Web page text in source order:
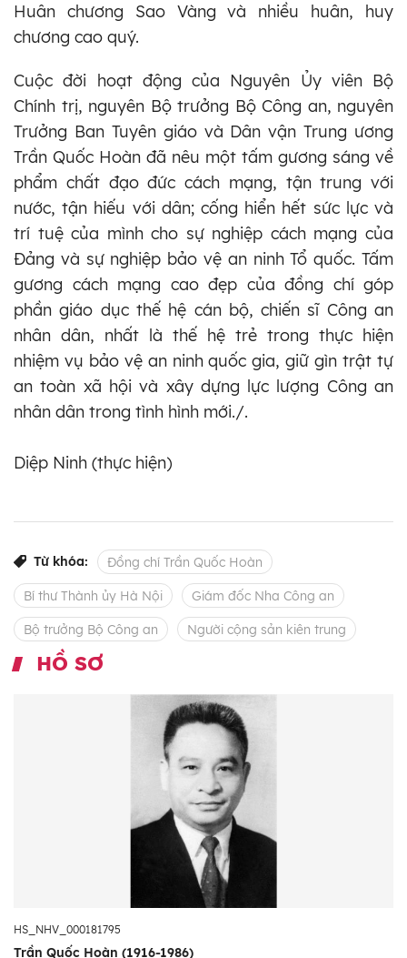
Huân chương Sao Vàng và nhiều huân, huy
chương cao quý.
Cuộc đời hoạt động của Nguyên Ủy viên Bộ
Chính trị, nguyên Bộ trưởng Bộ Công an, nguyên
Trưởng Ban Tuyên giáo và Dân vận Trung ương
Trần Quốc Hoàn đã nêu một tấm gương sáng về
phẩm chất đạo đức cách mạng, tận trung với
nước, tận hiếu với dân; cống hiển hết sức lực và
trí tuệ của mình cho sự nghiệp cách mạng của
Đảng và sự nghiệp bảo vệ an ninh Tổ quốc. Tấm
gương cách mạng cao đẹp của đồng chí góp
phần giáo dục thế hệ cán bộ, chiến sĩ Công an
nhân dân, nhất là thế hệ trẻ trong thực hiện
nhiệm vụ bảo vệ an ninh quốc gia, giữ gìn trật tự
an toàn xã hội và xây dựng lực lượng Công an
nhân dân trong tình hình mới./.
Diệp Ninh (thực hiện)
Từ khóa: Đồng chí Trần Quốc Hoàn
Bí thư Thành ủy Hà Nội Giám đốc Nha Công an
Bộ trưởng Bộ Công an Người cộng sản kiên trung
HỒ SƠ
HS_NHV_000181795
Trần Quốc Hoàn (1916-1986)